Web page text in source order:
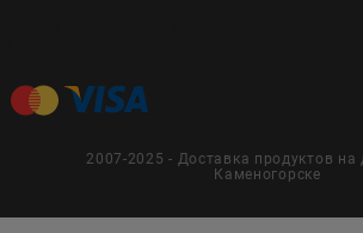
2007-2025 - Доставка продуктов на
Каменогорске